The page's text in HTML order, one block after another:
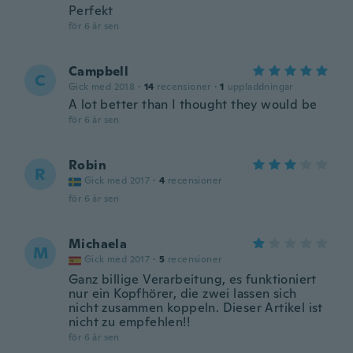
Perfekt
för 6 år sen
C Campbell
Gick med 2018 · 14 recensioner · 1 uppladdningar
A lot better than I thought they would be
för 6 år sen
R Robin
Gick med 2017 · 4 recensioner
för 6 år sen
M Michaela
Gick med 2017 · 5 recensioner
Ganz billige Verarbeitung, es funktioniert
nur ein Kopfhörer, die zwei lassen sich
nicht zusammen koppeln. Dieser Artikel ist
nicht zu empfehlen!!
för 6 år sen